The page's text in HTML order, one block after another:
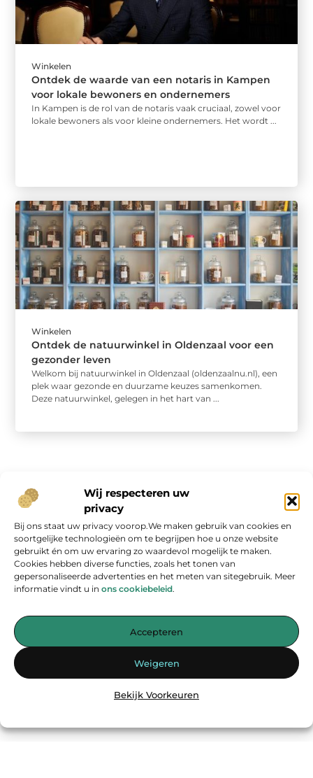
Wij respecteren uw
privacy
Bij ons staat uw privacy voorop.We maken gebruik van cookies en
soortgelijke technologieën om te begrijpen hoe u onze website
gebruikt én om uw ervaring zo waardevol mogelijk te maken.
Cookies hebben diverse functies, zoals het tonen van
gepersonaliseerde advertenties en het meten van sitegebruik. Meer
informatie vindt u in ons cookiebeleid.
Accepteren
Weigeren
Bekijk Voorkeuren
Winkelen
Ontdek de waarde van een notaris in Kampen
voor lokale bewoners en ondernemers
In Kampen is de rol van de notaris vaak cruciaal, zowel voor
lokale bewoners als voor kleine ondernemers. Het wordt ...
Winkelen
Ontdek de natuurwinkel in Oldenzaal voor een
gezonder leven
Welkom bij natuurwinkel in Oldenzaal (oldenzaalnu.nl), een
plek waar gezonde en duurzame keuzes samenkomen.
Deze natuurwinkel, gelegen in het hart van ...
Jouw bron voor inspirerende blogs en waardevolle inzichten
— Laat je inspireren door verhelderende verhalen, praktische tips
Begin vandaag nog met ontdekken op
Onze informatie